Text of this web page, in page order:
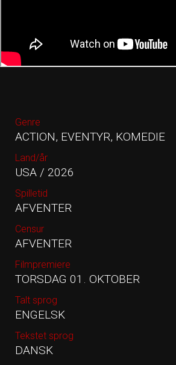
Genre
ACTION, EVENTYR, KOMEDIE
Land/år
USA / 2026
Spilletid
AFVENTER
Censur
AFVENTER
Filmpremiere
TORSDAG 01. OKTOBER
Talt sprog
ENGELSK
Tekstet sprog
DANSK